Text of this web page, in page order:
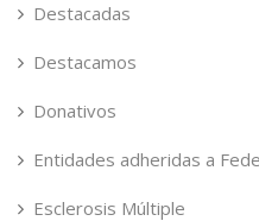
Destacadas
Destacamos
Donativos
Entidades adheridas a
Esclerosis Múltiple